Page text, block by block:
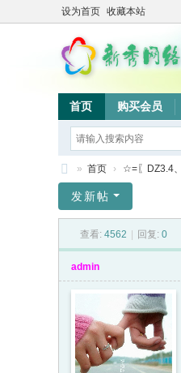
设为首页 收藏本站
首页 购买会员
秀
» 首页 › ☆=〖DZ3.4
发新帖
查看: 4562 回复: 0
admin